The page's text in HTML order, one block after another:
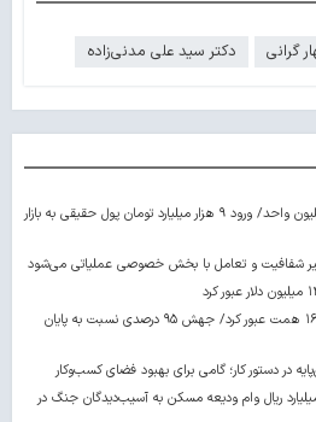
گرانی دکتر سید علی مدنی‌زاده
رکورد تاریخی بورس در کانال ۵.۵ میلیون واحد/ ورود ۹ هزار میلیارد تومان پول حقیقی به بازار
شفافیت و تعامل با بخش خصوصی عملیاتی می‌شود
درآمدهای عملیاتی بانک ملت از ۱۶۰ همت عبور کرد/ جهش ۹۵ درصدی نسبت به پایان
در دستور کار؛ گامی برای بهبود فضای کسب‌وکار
در پرداخت بیش از ۲۲۰۰ میلیارد ریال وام ودیعه مسکن به آسیب‌دیدگان جنگ در